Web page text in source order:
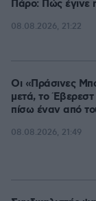
Πάρο: Πώς έγινε
08.08.2026, 21:22
Οι «Πράσινες
μετά, το
πίσω έναν από
08.08.2026, 21:49